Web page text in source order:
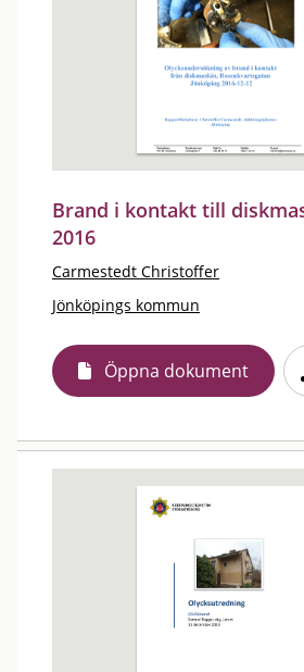
Brand i kontakt till
2016
Carmestedt Christoffer
Jönköpings kommun
Öppna dokument